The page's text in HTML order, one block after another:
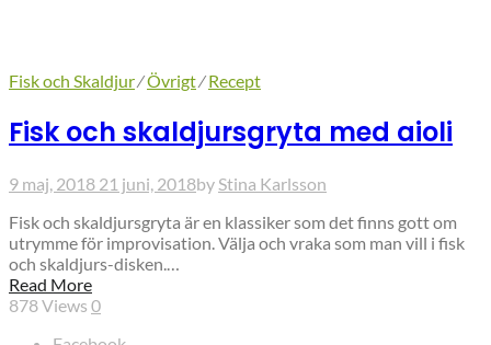
Fisk och Skaldjur⁄Övrigt⁄Recept
Fisk och skaldjursgryta med aioli
9 maj, 2018 21 juni, 2018by Stina Karlsson
Fisk och skaldjursgryta är en klassiker som det finns gott om
utrymme för improvisation. Välja och vraka som man vill i fisk
och skaldjurs-disken.…
Read More
878Views 0